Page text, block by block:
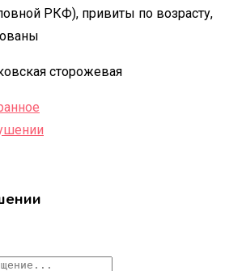
РКФ), привиты по возрасту,
сторожевая